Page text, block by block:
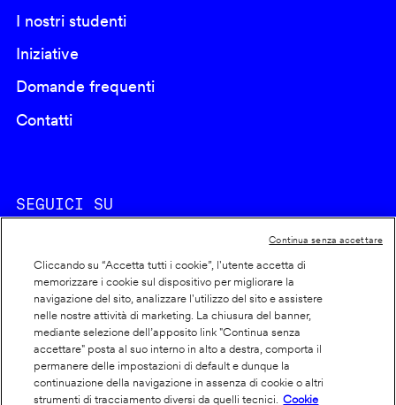
I nostri studenti
Iniziative
Domande frequenti
Contatti
SEGUICI SU
Footer
info
Cookie policy
Dichiarazione di accessibilità
Privacy
Cliccando su “Accetta tutti i cookie”, l'utente accetta di
memorizzare i cookie sul dispositivo per migliorare la
navigazione del sito, analizzare l'utilizzo del sito e assistere
nelle nostre attività di marketing. La chiusura del banner,
mediante selezione dell’apposito link "Continua senza
accettare" posta al suo interno in alto a destra, comporta il
permanere delle impostazioni di default e dunque la
continuazione della navigazione in assenza di cookie o altri
strumenti di tracciamento diversi da quelli tecnici.
Cookie
Continua senza accettare